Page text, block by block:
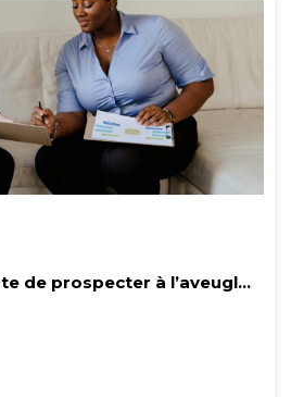
de prospecter à l’aveugl...